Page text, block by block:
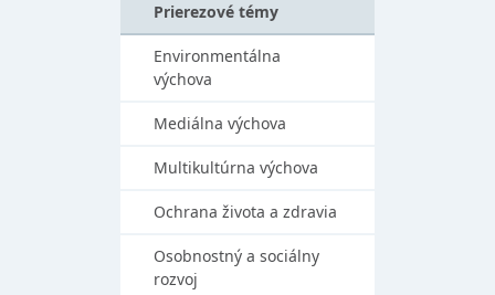
Prierezové témy
Environmentálna
výchova
Mediálna výchova
Multikultúrna výchova
Ochrana života a zdravia
Osobnostný a sociálny
rozvoj